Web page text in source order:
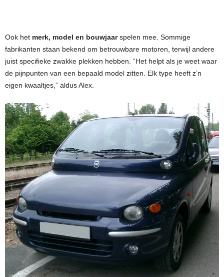
Ook het merk, model en bouwjaarspelen mee. Sommige
fabrikanten staan bekend om betrouwbare motoren, terwijl andere
juist specifieke zwakke plekken hebben. “Het helpt als je weet waar
de pijnpunten van een bepaald model zitten. Elk type heeft z’n
eigen kwaaltjes,” aldus Alex.